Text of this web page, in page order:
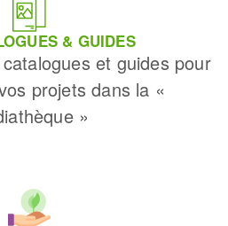
& GUIDES
et guides pour
projets dans la «
»